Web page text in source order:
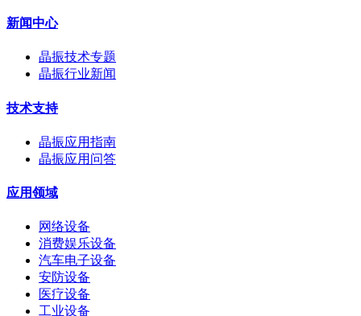
新闻中心
晶振技术专题
晶振行业新闻
技术支持
晶振应用指南
晶振应用问答
应用领域
网络设备
消费娱乐设备
汽车电子设备
安防设备
医疗设备
工业设备